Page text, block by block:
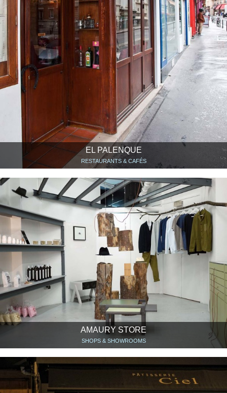
EL PALENQUE
RESTAURANTS & CAFÉS
AMAURY STORE
SHOPS & SHOWROOMS